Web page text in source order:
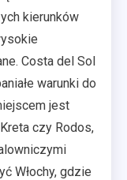
kierunków
Costa del Sol
warunki do
jest
czy Rodos,
Włochy, gdzie